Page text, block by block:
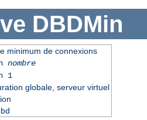
DBDMin
minimum de connexions
nombre
1
globale, serveur virtuel